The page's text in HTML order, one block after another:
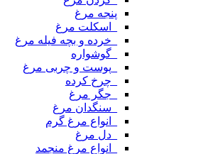
پنجه مرغ
_اسکلت مرغ
_خرده و بچه فیله مرغ
_گوشواره
_پوست و چربی مرغ
_چرخ کرده
_جگر مرغ
_سنگدان مرغ
_انواع مرغ گرم
_دل مرغ
_انواع مرغ منجمد